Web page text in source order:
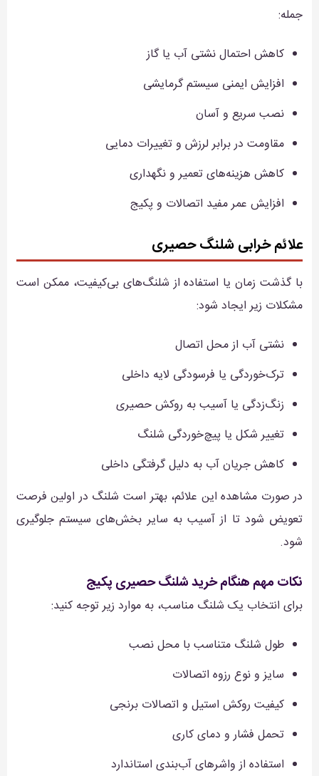
جمله:
کاهش احتمال نشتی آب یا گاز
افزایش ایمنی سیستم گرمایشی
نصب سریع و آسان
مقاومت در برابر لرزش و تغییرات دمایی
کاهش هزینه‌های تعمیر و نگهداری
افزایش عمر مفید اتصالات و پکیج
علائم خرابی شلنگ حصیری
با گذشت زمان یا استفاده از شلنگ‌های بی‌کیفیت، ممکن است
مشکلات زیر ایجاد شود:
نشتی آب از محل اتصال
ترک‌خوردگی یا فرسودگی لایه داخلی
زنگ‌زدگی یا آسیب به روکش حصیری
تغییر شکل یا پیچ‌خوردگی شلنگ
کاهش جریان آب به دلیل گرفتگی داخلی
در صورت مشاهده این علائم، بهتر است شلنگ در اولین فرصت
تعویض شود تا از آسیب به سایر بخش‌های سیستم جلوگیری
شود.
نکات مهم هنگام خرید شلنگ حصیری پکیج
برای انتخاب یک شلنگ مناسب، به موارد زیر توجه کنید:
طول شلنگ متناسب با محل نصب
سایز و نوع رزوه اتصالات
کیفیت روکش استیل و اتصالات برنجی
تحمل فشار و دمای کاری
استفاده از واشرهای آب‌بندی استاندارد